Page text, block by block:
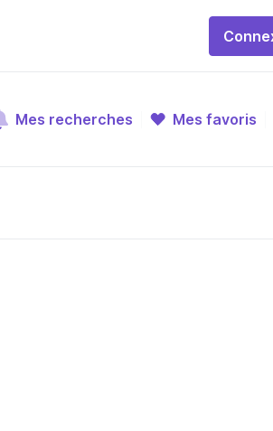
Mes recherches Mes favoris